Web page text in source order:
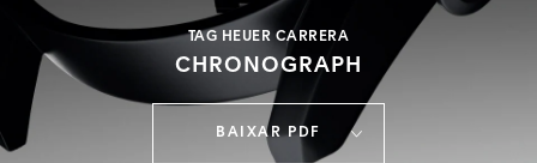
TAG HEUER CARRERA
CHRONOGRAPH
BAIXAR PDF